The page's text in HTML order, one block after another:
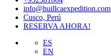
info@huillcaexpedition.com
Cusco, Perú
RESERVA AHORA!
ES
EN